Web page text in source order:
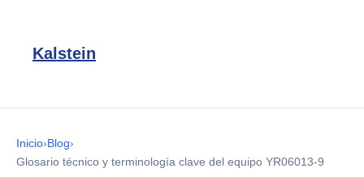
Kalstein
Inicio›Blog›
Glosario técnico y terminología clave del equipo YR06013-9